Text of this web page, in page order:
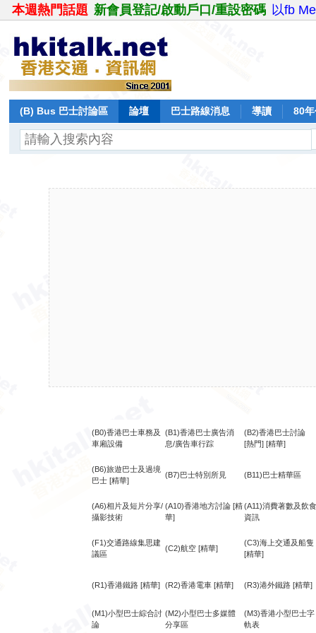
本週熱門話題 新會員登記/啟動戶口/重設密碼 以fb
(B) Bus 巴士討論區 論壇 巴士路線消息 導讀 80
(B0)香港巴士車務及
車廂設備
(B1)香港巴士廣告消
息/廣告車行踪
(B2)香港巴士討論
[熱門] [精華]
(B6)旅遊巴士及過境
巴士 [精華]
(B7)巴士特別所見 (B11)巴士精華區
(A6)相片及短片分享/
攝影技術
(A10)香港地方討論 [精
華]
(A11)消費著數及飲食
資訊
(F1)交通路線集思建
議區
(C2)航空 [精華]
(C3)海上交通及船隻
[精華]
(R1)香港鐵路 [精華] (R2)香港電車 [精華] (R3)港外鐵路 [精華]
(M1)小型巴士綜合討
論
(M2)小型巴士多媒體
分享區
(M3)香港小型巴士字
軌表